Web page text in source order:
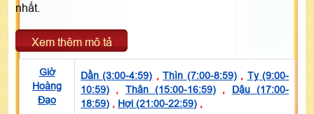
nhất.
Xem thêm mô tả
Giờ
Hoàng
Đạo
Dần (3:00-4:59) ,Thìn (7:00-8:59), Tỵ (9:00-
10:59) , Thân (15:00-16:59) , Dậu (17:00-
18:59) , Hợi (21:00-22:59) ,